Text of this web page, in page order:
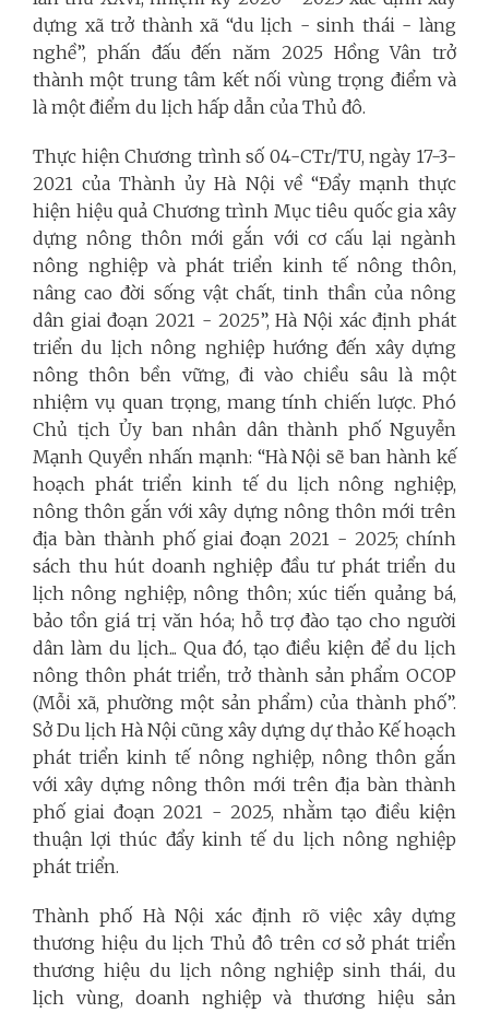
dựng xã trở thành xã “du lịch - sinh thái - làng
nghề”, phấn đấu đến năm 2025 Hồng Vân trở
thành một trung tâm kết nối vùng trọng điểm và
là một điểm du lịch hấp dẫn của Thủ đô.
Thực hiện Chương trình số 04-CTr/TU, ngày 17-3-
2021 của Thành ủy Hà Nội về “Đẩy mạnh thực
hiện hiệu quả Chương trình Mục tiêu quốc gia xây
dựng nông thôn mới gắn với cơ cấu lại ngành
nông nghiệp và phát triển kinh tế nông thôn,
nâng cao đời sống vật chất, tinh thần của nông
dân giai đoạn 2021 - 2025”, Hà Nội xác định phát
triển du lịch nông nghiệp hướng đến xây dựng
nông thôn bền vững, đi vào chiều sâu là một
nhiệm vụ quan trọng, mang tính chiến lược. Phó
Chủ tịch Ủy ban nhân dân thành phố Nguyễn
Mạnh Quyền nhấn mạnh: “Hà Nội sẽ ban hành kế
hoạch phát triển kinh tế du lịch nông nghiệp,
nông thôn gắn với xây dựng nông thôn mới trên
địa bàn thành phố giai đoạn 2021 - 2025; chính
sách thu hút doanh nghiệp đầu tư phát triển du
lịch nông nghiệp, nông thôn; xúc tiến quảng bá,
bảo tồn giá trị văn hóa; hỗ trợ đào tạo cho người
dân làm du lịch... Qua đó, tạo điều kiện để du lịch
nông thôn phát triển, trở thành sản phẩm OCOP
(Mỗi xã, phường một sản phẩm) của thành phố”.
Sở Du lịch Hà Nội cũng xây dựng dự thảo Kế hoạch
phát triển kinh tế nông nghiệp, nông thôn gắn
với xây dựng nông thôn mới trên địa bàn thành
phố giai đoạn 2021 - 2025, nhằm tạo điều kiện
thuận lợi thúc đẩy kinh tế du lịch nông nghiệp
phát triển.
Thành phố Hà Nội xác định rõ việc xây dựng
thương hiệu du lịch Thủ đô trên cơ sở phát triển
thương hiệu du lịch nông nghiệp sinh thái, du
lịch vùng, doanh nghiệp và thương hiệu sản